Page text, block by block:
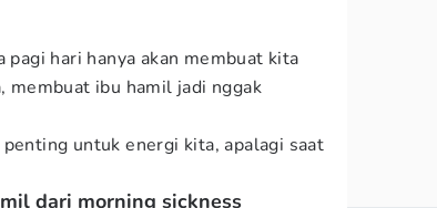
hari hanya akan membuat kita
ibu hamil jadi nggak
untuk energi kita, apalagi saat
dari morning sickness